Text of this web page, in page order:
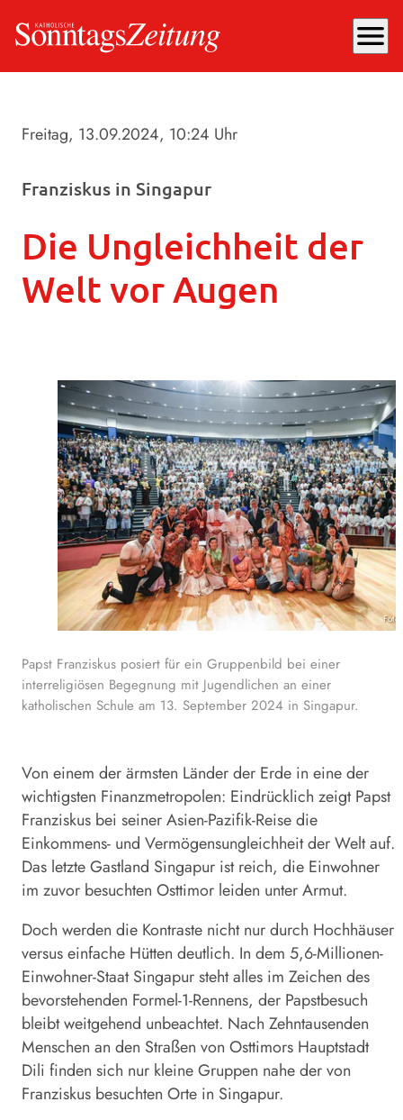
menu
Freitag, 13.09.2024, 10:24 Uhr
Franziskus in Singapur
Die Ungleichheit der
Welt vor Augen
Papst Franziskus posiert für ein Gruppenbild bei einer
interreligiösen Begegnung mit Jugendlichen an einer
katholischen Schule am 13. September 2024 in Singapur.
Von einem der ärmsten Länder der Erde in eine der
wichtigsten Finanzmetropolen: Eindrücklich zeigtPapst
Franziskus bei seiner Asien-Pazifik-Reise die
Einkommens- und Vermögensungleichheit der Welt auf.
Das letzte Gastland Singapur ist reich, die Einwohner
im zuvor besuchten Osttimor leiden unter Armut.
Doch werden die Kontraste nicht nur durch Hochhäuser
versus einfache Hütten deutlich. In dem 5,6-Millionen-
Einwohner-StaatSingapursteht alles im Zeichen des
bevorstehenden Formel-1-Rennens, der Papstbesuch
bleibt weitgehend unbeachtet. Nach Zehntausenden
Menschen an den Straßen von Osttimors Hauptstadt
Dili finden sich nur kleine Gruppen nahe der von
Franziskus besuchten Orte in Singapur.